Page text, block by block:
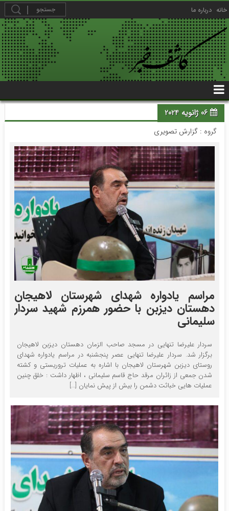
خانه درباره ما
06 ژانویه 2024
گروه :گزارش تصویری
مراسم یادواره شهدای شهرستان لاهیجان
دهستان دیزبن با حضور همرزم شهید سردار
سلیمانی
سردار علیرضا تنهایی در مسجد صاحب الزمان دهستان دیزبن لاهیجان
برگزار شد. سردار علیرضا تنهایی عصر پنجشنبه در مراسم یادواره شهدای
روستای دیزبن شهرستان لاهیجان با اشاره به عملیات تروریستی و کشته
شدن جمعی از زائران مرقد حاج قاسم سلیمانی ، اظهار داشت : خلق چنین
عملیات هایی خباثت دشمن را بیش از پیش نمایان […]